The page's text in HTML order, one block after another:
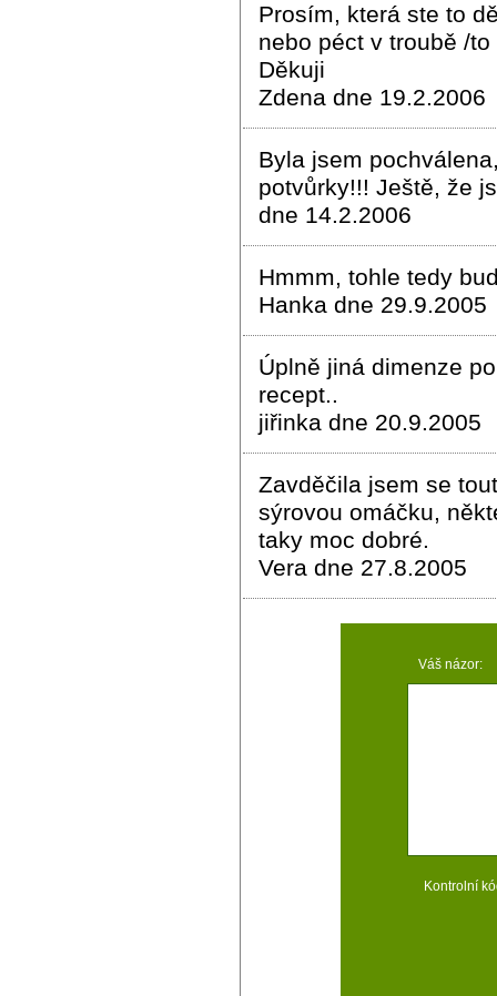
Prosím, která ste to
nebo péct v troubě /
Děkuji
Zdena dne 19.2.2006
Byla jsem
potvůrky!!! Ještě, že
dne 14.2.2006
Hmmm, tohle tedy
Hanka dne 29.9.2005
Úplně jiná dimenze
recept..
jiřinka dne 20.9.2005
Zavděčila jsem se
sýrovou omáčku,
taky moc dobré.
Vera dne 27.8.2005
Váš názor:
Kontrolní